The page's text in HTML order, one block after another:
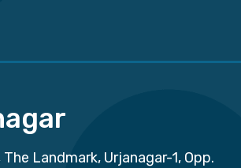
Landmark, Urjanagar-1, Opp.